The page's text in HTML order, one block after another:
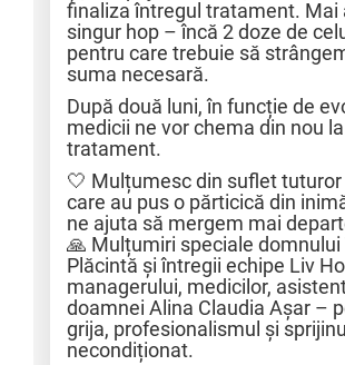
finaliza întregul tratament. Mai
singur hop – încă 2 doze de
pentru care trebuie să
suma necesară.
După două luni, în funcție de
medicii ne vor chema din nou la
tratament.
🤍 Mulțumesc din suflet
care au pus o părticică din
ne ajuta să mergem mai
🙏 Mulțumiri speciale domnului
Plăcintă și întregii echipe Liv
managerului, medicilor,
doamnei Alina Claudia Așar –
grija, profesionalismul și
necondiționat.